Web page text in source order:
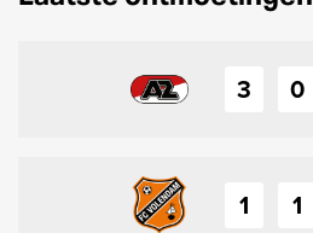
3 0
1 1